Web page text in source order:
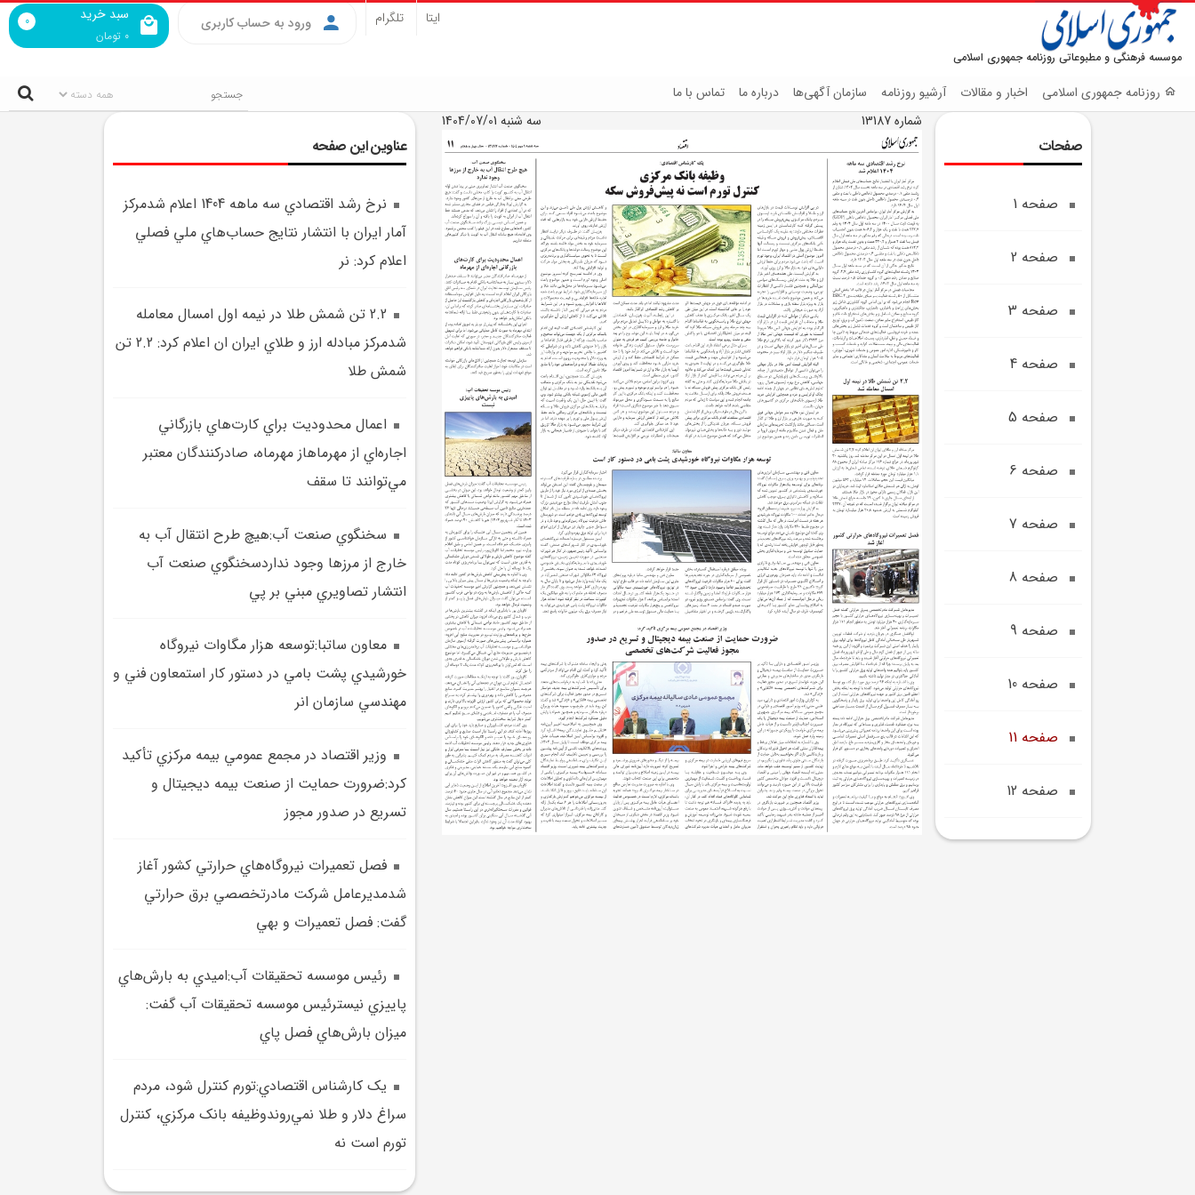
موسسه فرهنگی و مطبوعاتی روزنامه جمهوری اسلامی
سبد خرید
0 تومان
0 ورود به حساب کاربری ایتا تلگرام
روزنامه جمهوری اسلامی اخبار و مقالات آرشیو روزنامه سازمان آگهی‌ها درباره ما تماس با ما
صفحات
صفحه 1
صفحه 2
صفحه 3
صفحه 4
صفحه 5
صفحه 6
صفحه 7
صفحه 8
صفحه 9
صفحه 10
صفحه 11
صفحه 12
شماره 13187 سه شنبه 1404/07/01
عناوین این صفحه
نرخ رشد اقتصادي سه ماهه 1404 اعلام شدمرکز
آمار ايران با انتشار نتايج حساب‌هاي ملي فصلي
اعلام کرد: نر
2.2 تن شمش طلا در نيمه اول امسال معامله
شدمرکز مبادله ارز و طلاي ايران ان اعلام کرد: 2.2 تن
شمش طلا
اعمال محدوديت براي کارت‌هاي بازرگاني
اجاره‌اي از مهرماهاز مهرماه، صادرکنندگان معتبر
مي‌توانند تا سقف
سخنگوي صنعت آب:هيچ طرح انتقال آب به
خارج از مرزها وجود نداردسخنگوي صنعت آب
انتشار تصاويري مبني بر پي
معاون ساتبا:توسعه هزار مگاوات نيروگاه
خورشيدي پشت بامي در دستور کار استمعاون فني و
مهندسي سازمان انر
وزير اقتصاد در مجمع عمومي بيمه مرکزي تأکيد
کرد:ضرورت حمايت از صنعت بيمه ديجيتال و
تسريع در صدور مجوز
فصل تعميرات نيروگاه‌هاي حرارتي کشور آغاز
شدمديرعامل شرکت مادرتخصصي برق حرارتي
گفت: فصل تعميرات و بهي
رئيس موسسه تحقيقات آب:اميدي به بارش‌هاي
پاييزي نيسترئيس موسسه تحقيقات آب گفت:
ميزان بارش‌هاي فصل پاي
يک کارشناس اقتصادي:تورم کنترل شود، مردم
سراغ دلار و طلا نمي‌روندوظيفه بانک مرکزي، کنترل
تورم است نه